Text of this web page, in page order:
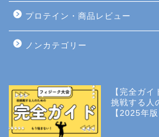
プロテイン・商品レビュー
ノンカテゴリー
【完全ガ
挑戦する人
【2025年版